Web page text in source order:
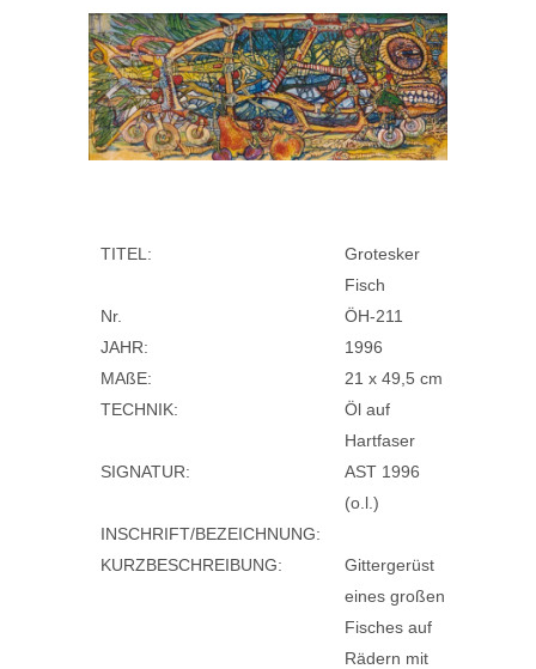
TITEL:
Grotesker
Fisch
Nr.
ÖH-211
JAHR:
1996
MAßE:
21 x 49,5 cm
TECHNIK:
Öl auf
Hartfaser
SIGNATUR:
AST 1996
(o.l.)
INSCHRIFT/BEZEICHNUNG:
KURZBESCHREIBUNG:
Gittergerüst
eines großen
Fisches auf
Rädern mit